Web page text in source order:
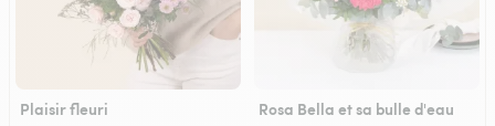
Plaisir fleuri Rosa Bella et sa bulle d'eau